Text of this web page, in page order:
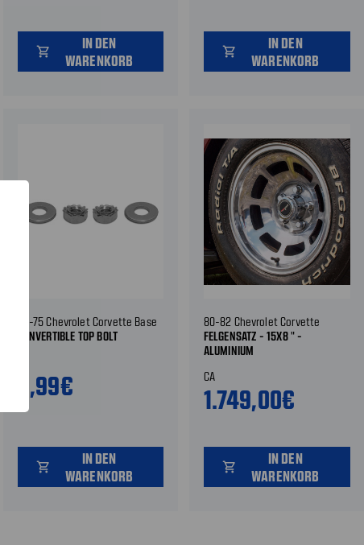
shopping_cart
IN DEN
WARENKORB
shopping_cart
IN DEN
WARENKORB
63-75 Chevrolet Corvette Base
CONVERTIBLE TOP BOLT
6,99€
shopping_cart
IN DEN
WARENKORB
80-82 Chevrolet Corvette
FELGENSATZ - 15X8 " -
ALUMINIUM
CA
1.749,00€
shopping_cart
IN DEN
WARENKORB